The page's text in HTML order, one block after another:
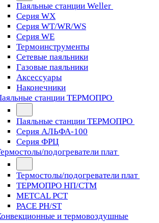
Паяльные станции Weller
Серия WX
Серия WT/WR/WS
Серия WE
Термоинструменты
Сетевые паяльники
Газовые паяльники
Аксессуары
Наконечники
станции ТЕРМОПРО
Паяльные станции ТЕРМОПРО
Серия АЛЬФА-100
Серия ФРЦ
подогреватели плат
Термостолы/подогреватели плат
ТЕРМОПРО НП/СТМ
METCAL PCT
PACE PH/ST
и термовоздушные